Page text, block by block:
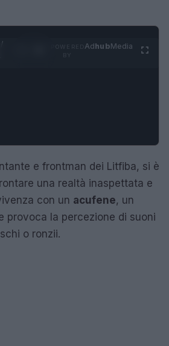
AdhubMedia
e frontman dei Litfiba, si è
una realtà inaspettata e
con un acufene, un
provoca la percezione di suoni
o ronzii.